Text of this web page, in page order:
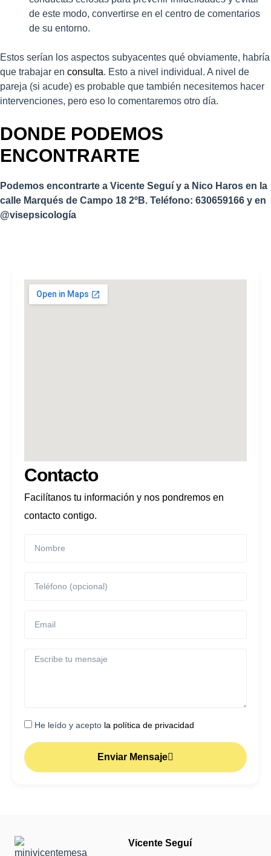
de este modo, convertirse en el centro de comentarios
de su entorno.
Estos serían los aspectos subyacentes qué obviamente, habría
que trabajar en consulta. Esto a nivel individual. A nivel de
pareja (si acude) es probable que también necesitemos hacer
intervenciones, pero eso lo comentaremos otro día.
DONDE PODEMOS
ENCONTRARTE
Podemos encontrarte a Vicente Seguí y a Nico Haros en la
calle Marqués de Campo 18 2ºB. Teléfono: 630659166 y en
@visepsicología
Contacto
Facilítanos tu información y nos pondremos en
contacto contigo.
He leído y acepto la política de privacidad
Enviar Mensaje
Vicente Seguí